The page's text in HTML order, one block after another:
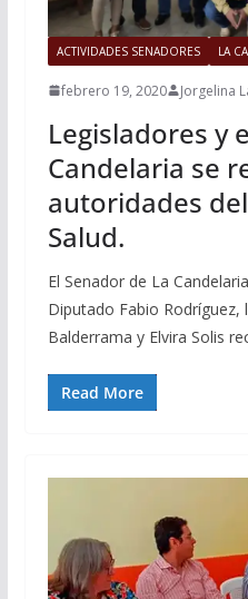
ACTIVIDADES SENADORES LA
febrero 19, 2020 Jorgelina
Legisladores y
Candelaria se
autoridades
Salud.
El Senador de La
Diputado Fabio Rodríguez,
Balderrama y Elvira Solis
Read More